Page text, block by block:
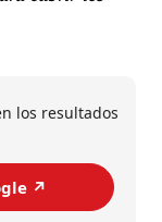
los resultados
↗️